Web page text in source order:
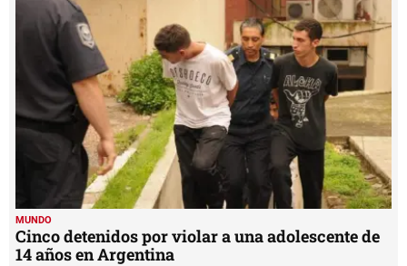
MUNDO
Cinco detenidos por violar a una adolescente de
14 años en Argentina